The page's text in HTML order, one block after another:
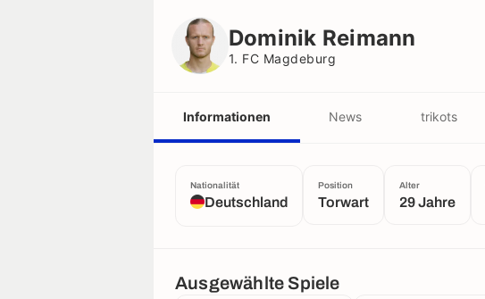
Dominik Reimann
1. FC Magdeburg
Informationen News trikots
Nationalität
Deutschland
Position
Torwart
Alter
29 Jahre
Ausgewählte Spiele